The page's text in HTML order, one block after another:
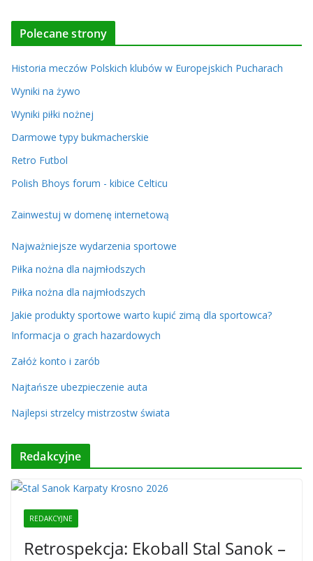
Polecane strony
Historia meczów Polskich klubów w Europejskich Pucharach
Wyniki na żywo
Wyniki piłki nożnej
Darmowe typy bukmacherskie
Retro Futbol
Polish Bhoys forum - kibice Celticu
Zainwestuj w domenę internetową
Najważniejsze wydarzenia sportowe
Piłka nożna dla najmłodszych
Piłka nożna dla najmłodszych
Jakie produkty sportowe warto kupić zimą dla sportowca?
Informacja o grach hazardowych
Załóż konto i zarób
Najtańsze ubezpieczenie auta
Najlepsi strzelcy mistrzostw świata
Redakcyjne
REDAKCYJNE
Retrospekcja: Ekoball Stal Sanok –